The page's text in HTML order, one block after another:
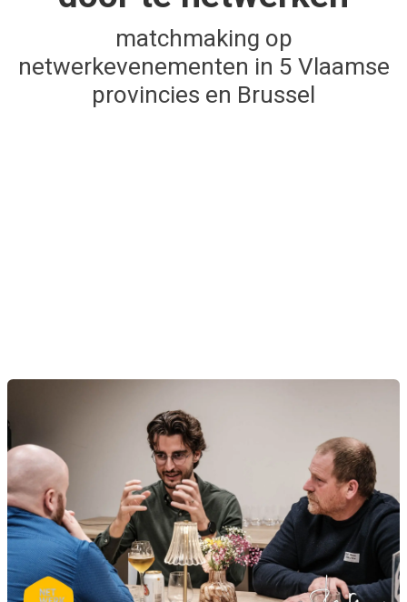
matchmaking op
netwerkevenementen in 5 Vlaamse
provincies en Brussel